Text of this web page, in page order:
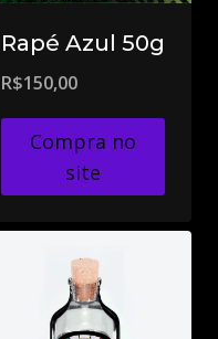
Rapé Azul 50g
R$150,00
Compra no
site